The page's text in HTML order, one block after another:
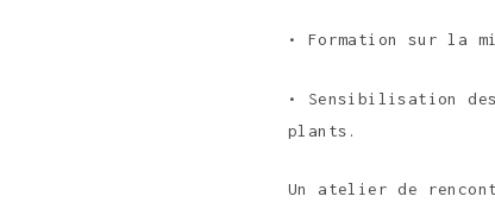
• Formation sur la
• Sensibilisation
plants.
Un atelier de